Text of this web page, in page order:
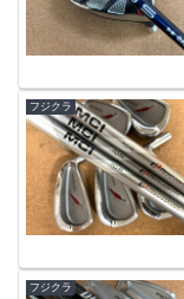
フジクラ
フジクラ